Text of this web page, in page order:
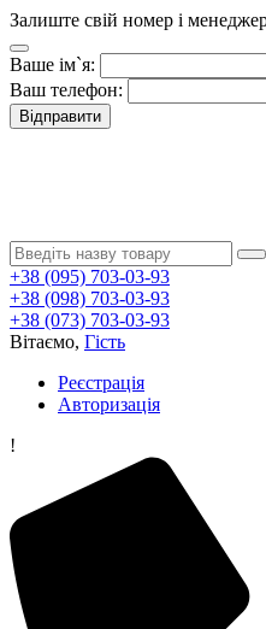
Залиште свій номер і
Ваше ім`я:
Ваш телефон:
Відправити
+38 (095) 703-03-93
+38 (098) 703-03-93
+38 (073) 703-03-93
Вітаємо, Гість
Реєстрація
Авторизація
!